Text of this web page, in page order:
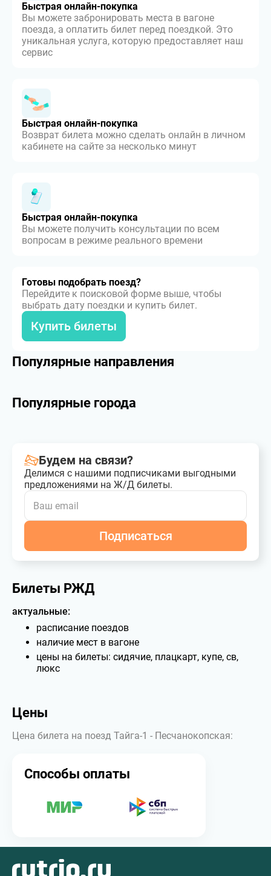
Быстрая онлайн-покупка
Вы можете забронировать места в вагоне
поезда, а оплатить билет перед поездкой. Это
уникальная услуга, которую предоставляет наш
сервис
Быстрая онлайн-покупка
Возврат билета можно сделать онлайн в личном
кабинете на сайте за несколько минут
Быстрая онлайн-покупка
Вы можете получить консультации по всем
вопросам в режиме реального времени
Готовы подобрать поезд?
Перейдите к поисковой форме выше, чтобы
выбрать дату поездки и купить билет.
Купить билеты
Популярные направления
Популярные города
Будем на связи?
Делимся с нашими подписчиками выгодными
предложениями на Ж/Д билеты.
Подписаться
Билеты РЖД
актуальные:
расписание поездов
наличие мест в вагоне
цены на билеты: сидячие, плацкарт, купе, св,
люкс
Цены
Цена билета на поезд Тайга-1 - Песчанокопская:
Способы оплаты